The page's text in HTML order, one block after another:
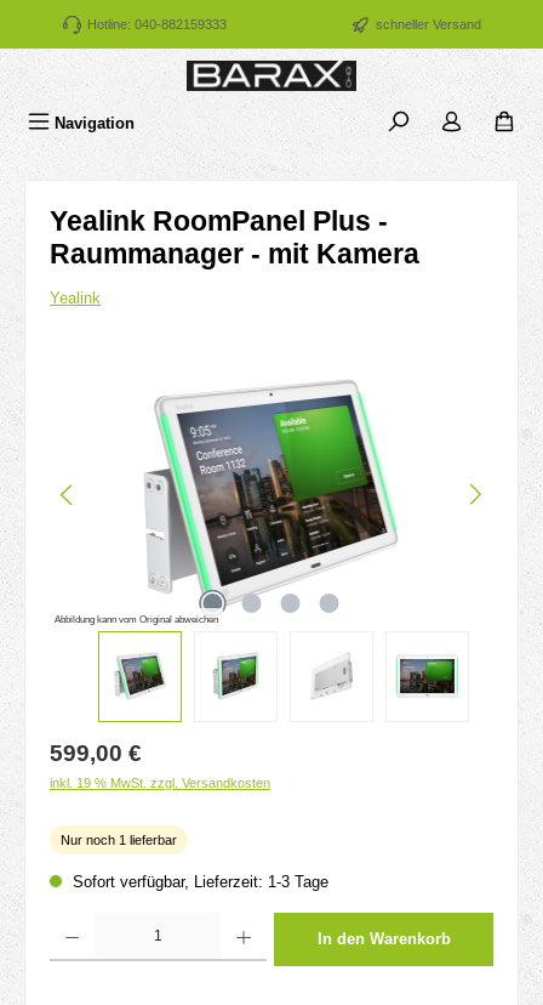
Zum Hauptinhalt springen
Hotline: 040-882159333 schneller Versand
Navigation
Yealink RoomPanel Plus -
Raummanager - mit Kamera
Yealink
Abbildung kann vom Original abweichen
Regulärer Preis:
599,00 €
inkl. 19 % MwSt. zzgl. Versandkosten
Nur noch 1 lieferbar
Sofort verfügbar, Lieferzeit: 1-3 Tage
In den Warenkorb